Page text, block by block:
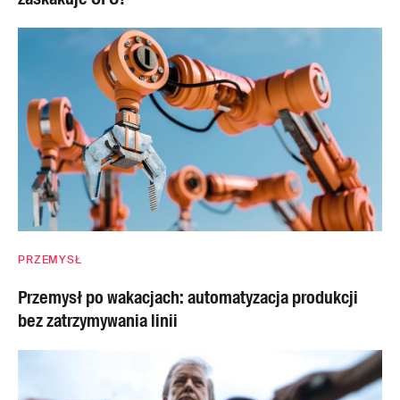
PRZEMYSŁ
Przemysł po wakacjach: automatyzacja produkcji
bez zatrzymywania linii